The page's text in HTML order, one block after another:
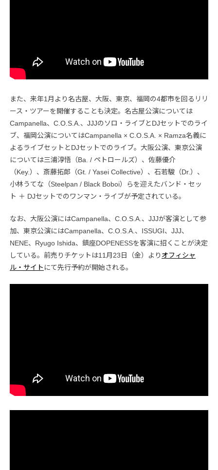
また、来年1月より名古屋、大阪、東京、福岡の4都市を回るリリ
ース・ツアーを開催することも決定。名古屋公演については
Campanella、C.O.S.A.、JJJのソロ・ライブとDJセットでのライ
ブ、福岡公演についてはCampanella × C.O.S.A. × Ramza名義に
よるライブセットとDJセットでのライブ。大阪公演、東京公演
については三浦淳悟（Ba. / ペトロールズ）、佐藤優介
（Key.）、斎藤拓郎（Gt. / Yasei Collective）、石若駿（Dr.）、
小林うてな（Steelpan / Black Boboi）らを迎えたバンド・セッ
ト ＋ DJセットでのワンマン・ライブが予定されている。
なお、大阪公演にはCampanella、C.O.S.A.、JJJが客演として参
加、東京公演にはCampanella、C.O.S.A.、ISSUGI、JJJ、
NENE、Ryugo Ishida、鎮座DOPENESSを客演に招くことが決定
している。前売りチケットは11月23日（金）より オフィシャ
ル・サイト にて先行予約が開始される。